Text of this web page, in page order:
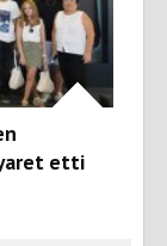
etti